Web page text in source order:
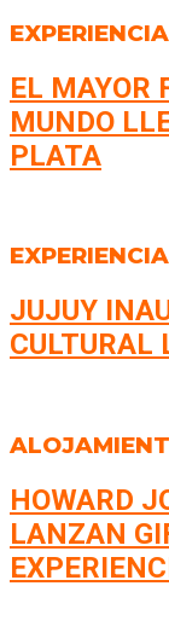
EL MAYOR
MUNDO
PLATA
JUJUY
CULTURAL
HOWARD
LANZAN